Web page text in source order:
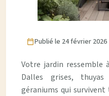
Publié le 24 février 2026
Votre jardin ressemble
Dalles grises,
géraniums qui